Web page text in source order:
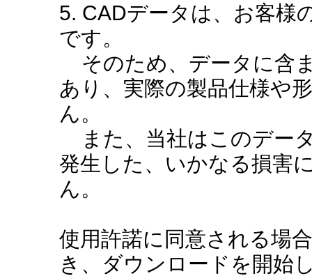
5. CADデータは、お客様
です。
そのため、データに含
あり、実際の製品仕様や
ん。
また、当社はこのデー
発生した、いかなる損害
ん。
使用許諾に同意される場
き、ダウンロードを開始